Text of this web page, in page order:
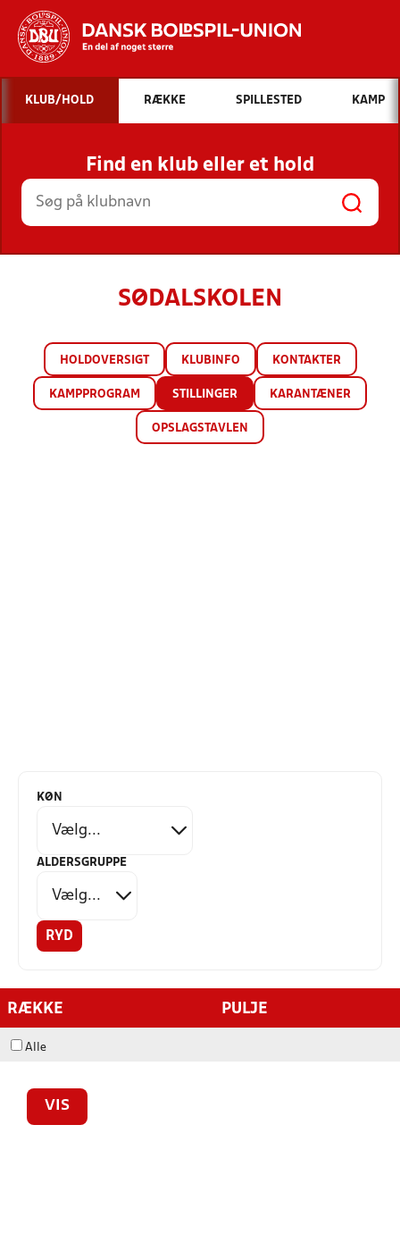
Hvad vil du søge efter?
INDHOLD OG NYHEDER
STILLINGER, RESULTATER, KLUBBER OG
HOLD
KLUB/HOLD RÆKKE SPILLESTED KAMP
Find en klub eller et hold
SØDALSKOLEN
HOLDOVERSIGT KLUBINFO KONTAKTER
KAMPPROGRAM STILLINGER KARANTÆNER
OPSLAGSTAVLEN
KØN
ALDERSGRUPPE
RYD
RÆKKE PULJE
Alle
VIS